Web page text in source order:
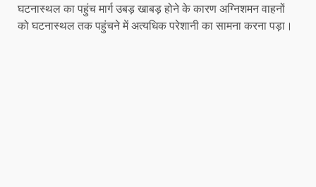
घटनास्थल का पहुंच मार्ग उबड़ खाबड़ होने के कारण अग्निशमन वाहनों
को घटनास्थल तक पहुंचने में अत्यधिक परेशानी का सामना करना पड़ा।